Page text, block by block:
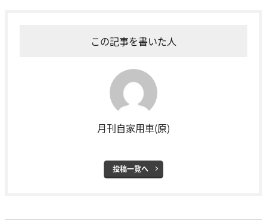
この記事を書いた人
月刊自家用車(原)
投稿一覧へ